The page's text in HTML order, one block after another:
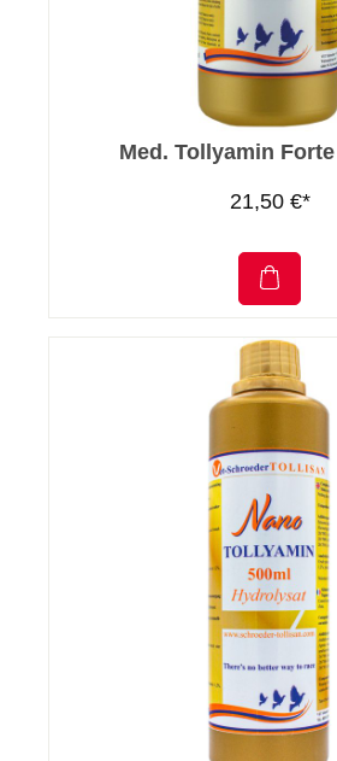
Med. Tollyamin Forte
21,50 €*